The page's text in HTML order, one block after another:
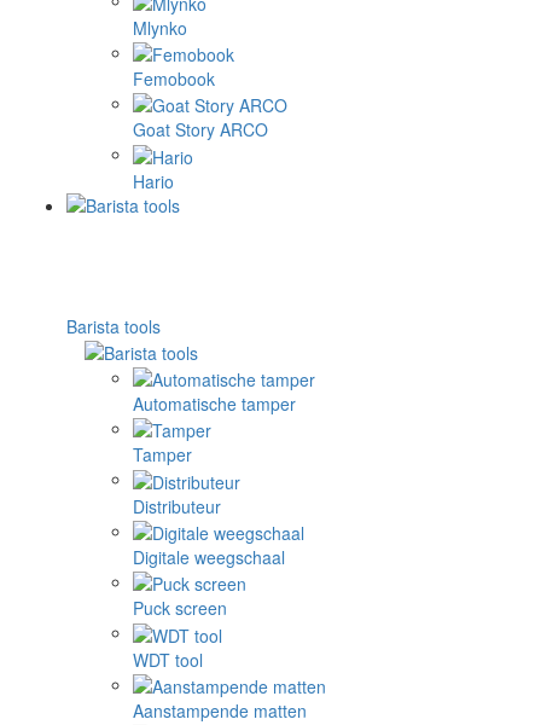
Mlynko
Femobook
Goat Story ARCO
Hario
Barista tools
Automatische tamper
Tamper
Distributeur
Digitale weegschaal
Puck screen
WDT tool
Aanstampende matten